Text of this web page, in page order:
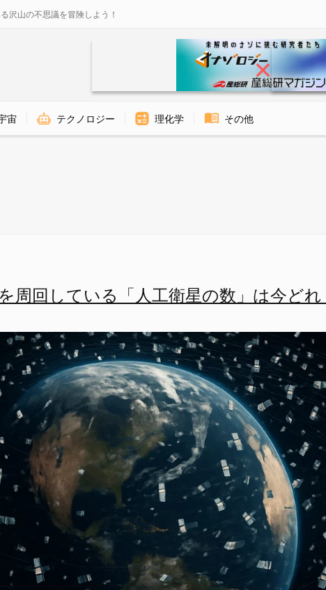
沢山の不思議を冒険しよう！
宙 テクノロジー 理化学 その他
周回している「人工衛星の数」は今どれ